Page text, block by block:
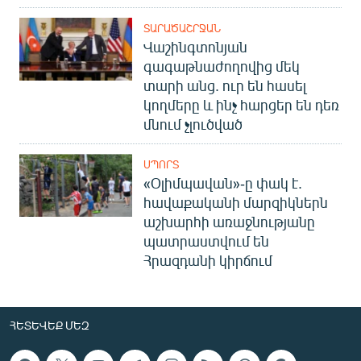
ՏԱՐԱԾԱՇՐՋԱՆ
Վաշինգտոնյան
գագաթնաժողովից մեկ
տարի անց. ուր են հասել
կողմերը և ինչ հարցեր են դեռ
մնում չլուծված
ՍՊՈՐՏ
«Օլիմպավան»-ը փակ է.
հավաքականի մարզիկներն
աշխարհի առաջնությանը
պատրաստվում են
Հրազդանի կիրճում
ՀԵՏԵՎԵՔ ՄԵԶ